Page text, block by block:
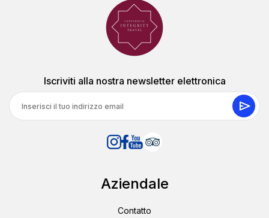
Iscriviti alla nostra newsletter elettronica
Aziendale
Contatto